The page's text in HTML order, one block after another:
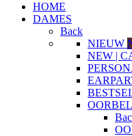
HOME
DAMES
Back
NIEUW
NEW |